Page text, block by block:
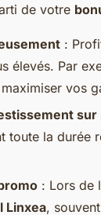
de votre
:
élevés. Par
vos
sur
toute la durée
: Lors de
Linxea,